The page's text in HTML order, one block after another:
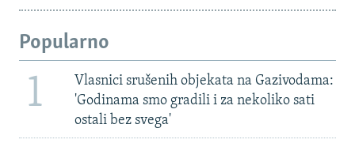
Popularno
1
Vlasnici srušenih objekata na Gazivodama:
'Godinama smo gradili i za nekoliko sati
ostali bez svega'